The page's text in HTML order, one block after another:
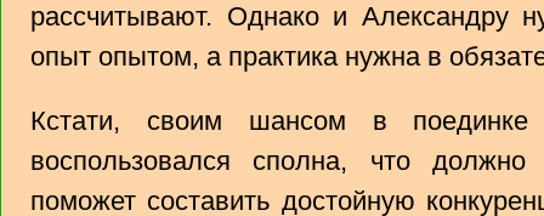
рассчитывают. Однако и Александру
опыт опытом, а практика нужна в
Кстати, своим шансом в поединке
воспользовался сполна, что
поможет составить достойную